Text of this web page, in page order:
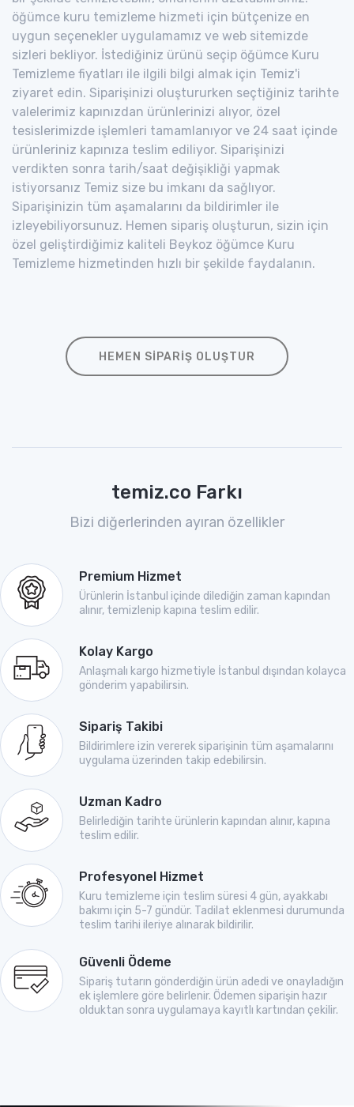
öğümce kuru temizleme hizmeti için bütçenize en
uygun seçenekler uygulamamız ve web sitemizde
sizleri bekliyor. İstediğiniz ürünü seçip öğümce Kuru
Temizleme fiyatları ile ilgili bilgi almak için Temiz'i
ziyaret edin. Siparişinizi oluştururken seçtiğiniz tarihte
valelerimiz kapınızdan ürünlerinizi alıyor, özel
tesislerimizde işlemleri tamamlanıyor ve 24 saat içinde
ürünleriniz kapınıza teslim ediliyor. Siparişinizi
verdikten sonra tarih/saat değişikliği yapmak
istiyorsanız Temiz size bu imkanı da sağlıyor.
Siparişinizin tüm aşamalarını da bildirimler ile
izleyebiliyorsunuz. Hemen sipariş oluşturun, sizin için
özel geliştirdiğimiz kaliteli Beykoz öğümce Kuru
Temizleme hizmetinden hızlı bir şekilde faydalanın.
HEMEN SIPARIŞ OLUŞTUR
temiz.co Farkı
Bizi diğerlerinden ayıran özellikler
Premium Hizmet
Ürünlerin İstanbul içinde dilediğin zaman kapından
alınır, temizlenip kapına teslim edilir.
Kolay Kargo
Anlaşmalı kargo hizmetiyle İstanbul dışından kolayca
gönderim yapabilirsin.
Sipariş Takibi
Bildirimlere izin vererek siparişinin tüm aşamalarını
uygulama üzerinden takip edebilirsin.
Uzman Kadro
Belirlediğin tarihte ürünlerin kapından alınır, kapına
teslim edilir.
Profesyonel Hizmet
Kuru temizleme için teslim süresi 4 gün, ayakkabı
bakımı için 5-7 gündür. Tadilat eklenmesi durumunda
teslim tarihi ileriye alınarak bildirilir.
Güvenli Ödeme
Sipariş tutarın gönderdiğin ürün adedi ve onayladığın
ek işlemlere göre belirlenir. Ödemen siparişin hazır
olduktan sonra uygulamaya kayıtlı kartından çekilir.